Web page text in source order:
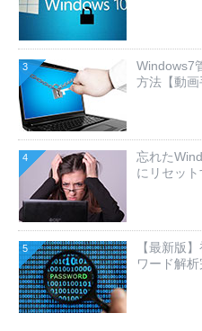
3
Windows7
方法【動画
4
忘れた
にリセッ
5
【最新版
ワード解